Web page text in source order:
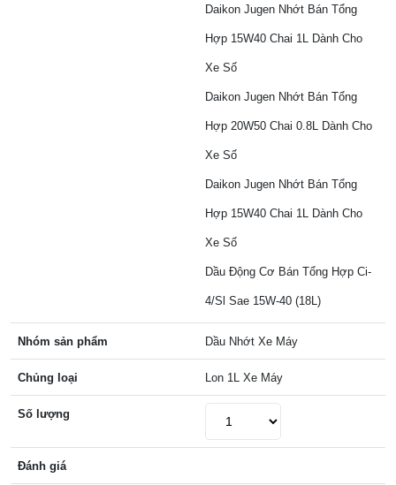
Daikon Jugen Nhớt Bán Tổng
Hợp 15W40 Chai 1L Dành Cho
Xe Số
Daikon Jugen Nhớt Bán Tổng
Hợp 20W50 Chai 0.8L Dành Cho
Xe Số
Daikon Jugen Nhớt Bán Tổng
Hợp 15W40 Chai 1L Dành Cho
Xe Số
Dầu Động Cơ Bán Tổng Hợp Ci-
4/Sl Sae 15W-40 (18L)
Nhóm sản phẩm Dầu Nhớt Xe Máy
Chủng loại Lon 1L Xe Máy
Số lượng
Đánh giá